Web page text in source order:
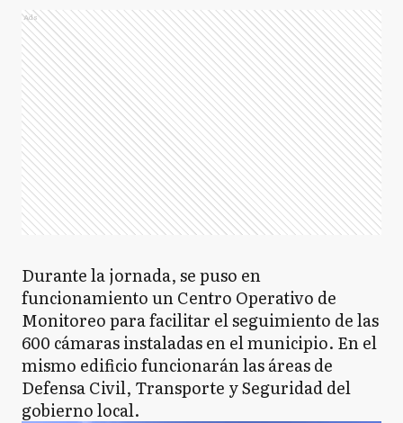
Ads
Durante la jornada, se puso en
funcionamiento un Centro Operativo de
Monitoreo para facilitar el seguimiento de las
600 cámaras instaladas en el municipio. En el
mismo edificio funcionarán las áreas de
Defensa Civil, Transporte y Seguridad del
gobierno local.